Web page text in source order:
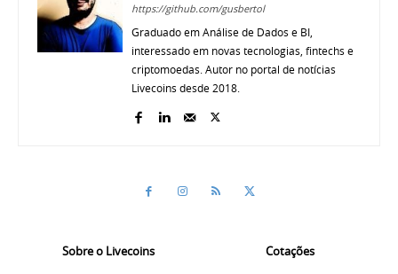
https://github.com/gusbertol
Graduado em Análise de Dados e BI,
interessado em novas tecnologias, fintechs e
criptomoedas. Autor no portal de notícias
Livecoins desde 2018.
Sobre o Livecoins
Cotações